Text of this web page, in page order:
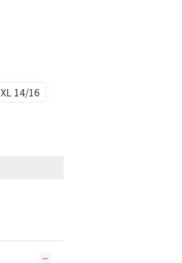
XL 14/16